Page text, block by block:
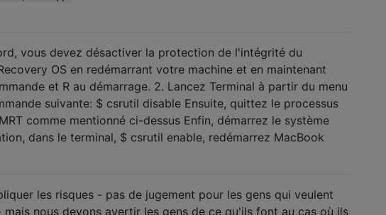
vous devez désactiver la protection de l'intégrité du
OS en redémarrant votre machine et en maintenant
et R au démarrage. 2. Lancez Terminal à partir du menu
suivante: $ csrutil disable Ensuite, quittez le processus
comme mentionné ci-dessus Enfin, démarrez le système
dans le terminal, $ csrutil enable, redémarrez MacBook
les risques - pas de jugement pour les gens qui veulent
nous devons avertir les gens de ce qu'ils font au cas où ils